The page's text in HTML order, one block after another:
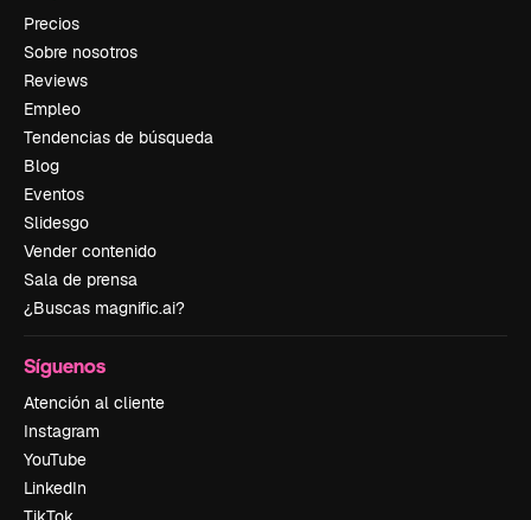
Precios
Sobre nosotros
Reviews
Empleo
Tendencias de búsqueda
Blog
Eventos
Slidesgo
Vender contenido
Sala de prensa
¿Buscas magnific.ai?
Síguenos
Atención al cliente
Instagram
YouTube
LinkedIn